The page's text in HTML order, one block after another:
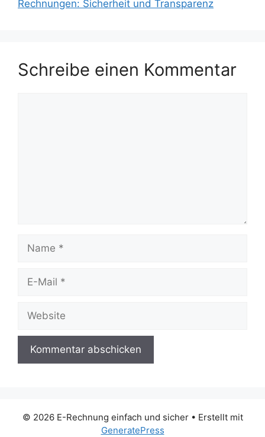
Rechnungen: Sicherheit und Transparenz
Schreibe einen Kommentar
Mail
© 2026 E-Rechnung einfach und sicher• Erstellt mit
GeneratePress